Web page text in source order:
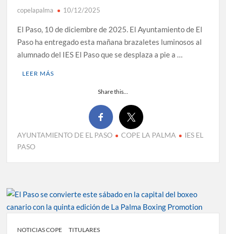
copelapalma 10/12/2025
El Paso, 10 de diciembre de 2025. El Ayuntamiento de El
Paso ha entregado esta mañana brazaletes luminosos al
alumnado del IES El Paso que se desplaza a pie a …
LEER MÁS
Share this...
AYUNTAMIENTO DE EL PASO COPE LA PALMA
IES EL
PASO
NOTICIAS COPE TITULARES